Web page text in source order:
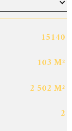
15140
103 M²
2 502 M²
2